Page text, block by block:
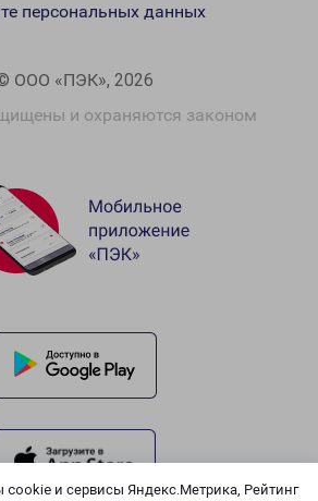
и сервисы Яндекс.Метрика, Рейтинг
ООО «ПЭК», 2026
и охраняются законом
персональных данных